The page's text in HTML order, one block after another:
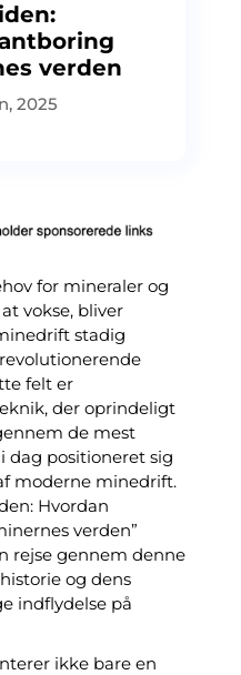
verden
2025
for mineraler og
vokse, bliver
stadig
felt er
der oprindeligt
de mest
dag positioneret sig
moderne minedrift.
Hvordan
verden”
rejse gennem denne
og dens
indflydelse på
ikke bare en